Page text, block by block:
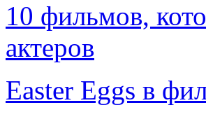
10 фильмов,
актеров
Easter Eggs в